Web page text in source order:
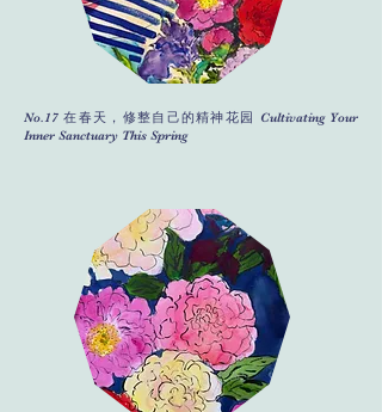
No.17 在春天，修整自己的精神花园 Cultivating Your
Inner Sanctuary This Spring